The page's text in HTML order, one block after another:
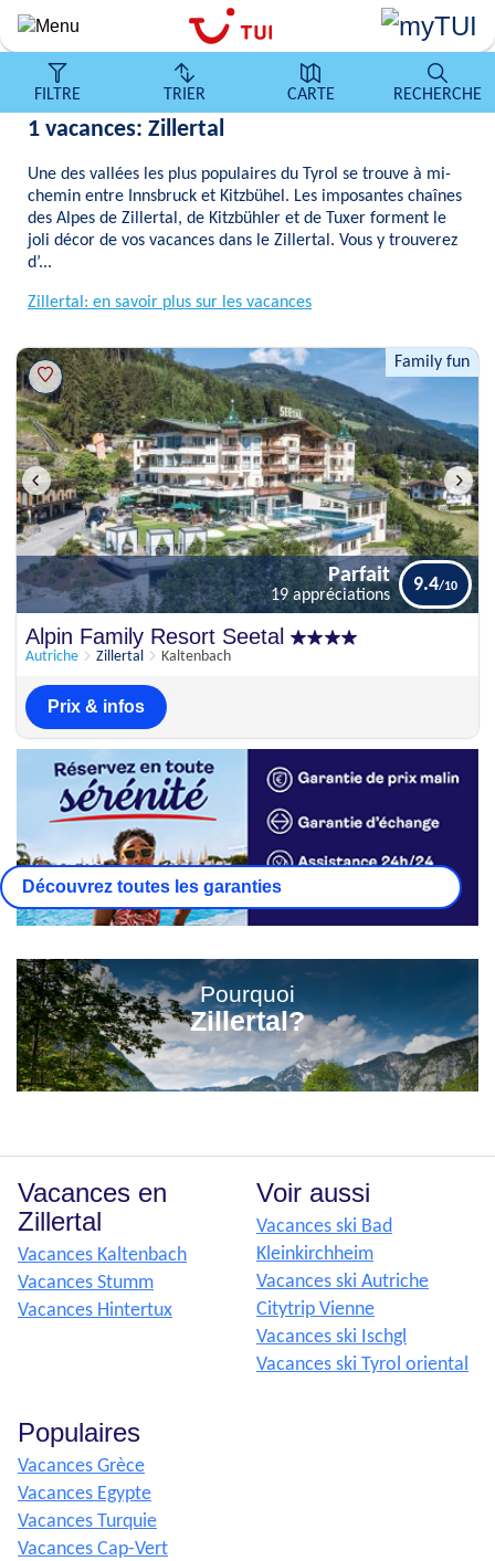
Aller
au
contenu
principal
FILTRE TRIER CARTE RECHERCHE
1 vacances: Zillertal
Une des vallées les plus populaires du Tyrol se trouve à mi-
chemin entre Innsbruck et Kitzbühel. Les imposantes chaînes
des Alpes de Zillertal, de Kitzbühler et de Tuxer forment le
joli décor de vos vacances dans le Zillertal. Vous y trouverez
d’...
Zillertal: en savoir plus sur les vacances
Family fun
Parfait
Alpin Family Resort Seetal
Autriche Zillertal Kaltenbach
Parfait
19 appréciations
9.4
Prix & infos
Découvrez toutes les garanties
Pourquoi
Zillertal?
Vacances en
Zillertal
Vacances Kaltenbach
Vacances Stumm
Vacances Hintertux
Voir aussi
Vacances ski Bad
Kleinkirchheim
Vacances ski Autriche
Citytrip Vienne
Vacances ski Ischgl
Vacances ski Tyrol oriental
Populaires
Vacances Grèce
Vacances Egypte
Vacances Turquie
Vacances Cap-Vert